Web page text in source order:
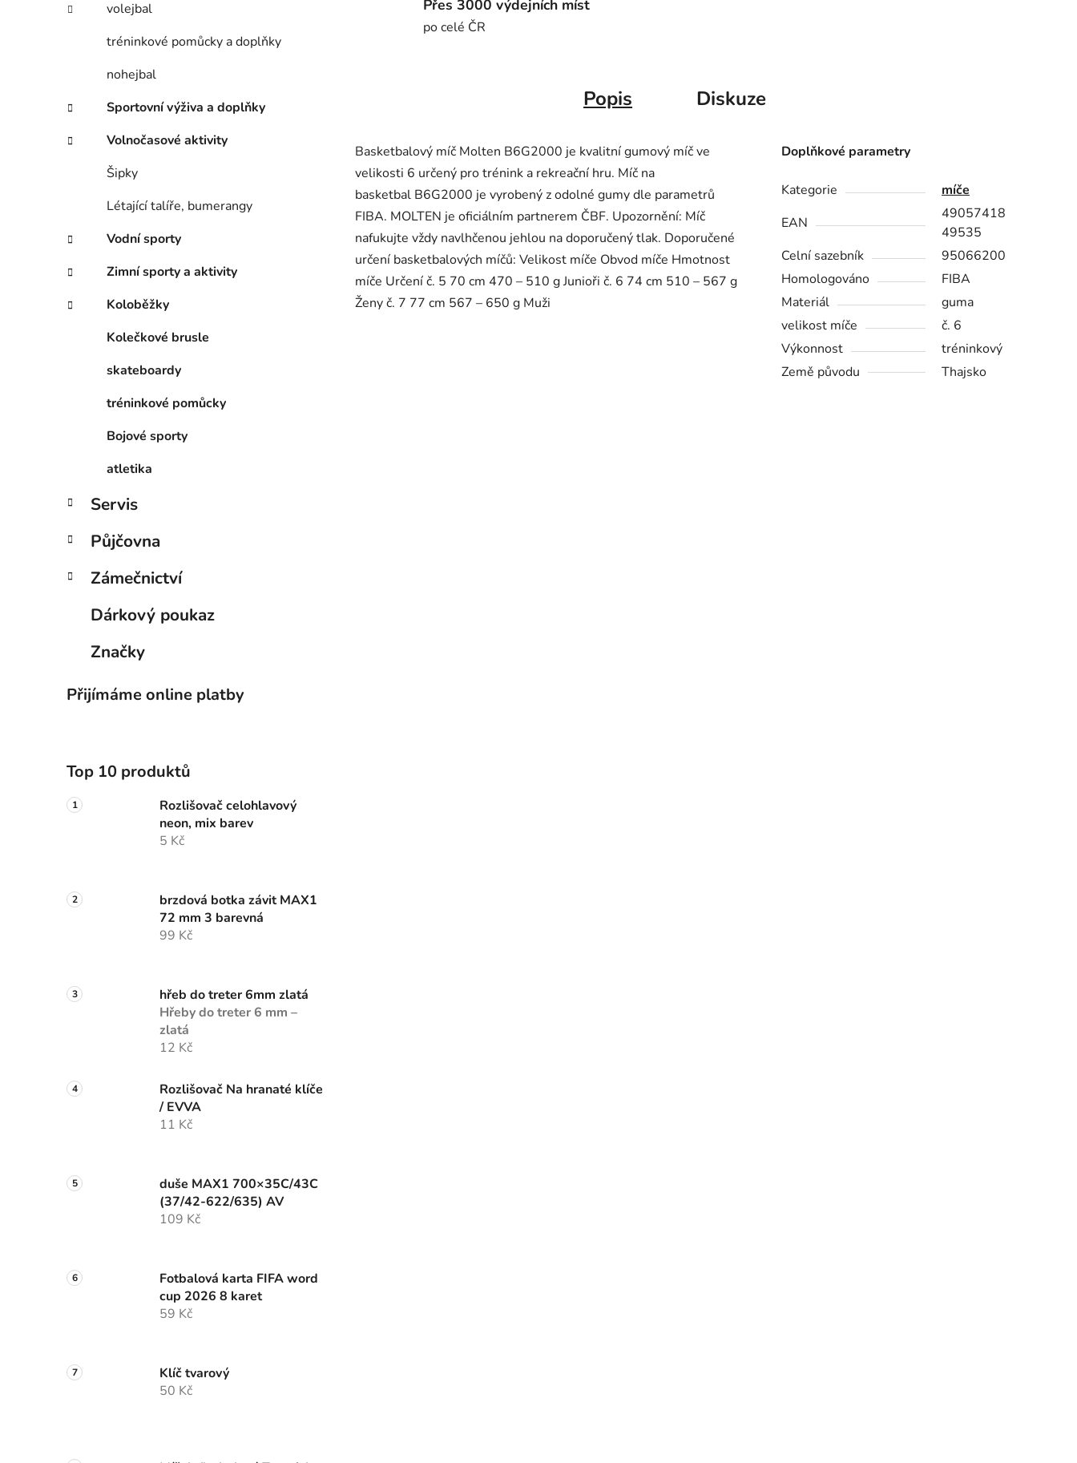
volejbal
tréninkové pomůcky a doplňky
nohejbal
Sportovní výživa a doplňky
Volnočasové aktivity
Šipky
Létající talíře, bumerangy
Vodní sporty
Zimní sporty a aktivity
Koloběžky
Kolečkové brusle
skateboardy
tréninkové pomůcky
Bojové sporty
atletika
Servis
Půjčovna
Zámečnictví
Dárkový poukaz
Značky
Přijímáme online platby
Top 10 produktů
Rozlišovač celohlavový
neon, mix barev
5 Kč
brzdová botka závit MAX1
72 mm 3 barevná
99 Kč
hřeb do treter 6mm zlatá
Hřeby do treter 6 mm –
zlatá
12 Kč
Rozlišovač Na hranaté klíče
/ EVVA
11 Kč
duše MAX1 700×35C/43C
(37/42-622/635) AV
109 Kč
Fotbalová karta FIFA word
cup 2026 8 karet
59 Kč
Klíč tvarový
50 Kč
Přes 3000 výdejních míst
po celé ČR
Popis Diskuze
Basketbalový míč Molten B6G2000 je kvalitní gumový míč ve
velikosti 6 určený pro trénink a rekreační hru. Míč na
basketbal B6G2000 je vyrobený z odolné gumy dle parametrů
FIBA. MOLTEN je oficiálním partnerem ČBF. Upozornění: Míč
nafukujte vždy navlhčenou jehlou na doporučený tlak. Doporučené
určení basketbalových míčů: Velikost míče Obvod míče Hmotnost
míče Určení č. 5 70 cm 470 – 510 g Junioři č. 6 74 cm 510 – 567 g
Ženy č. 7 77 cm 567 – 650 g Muži
Doplňkové parametry
Kategorie
míče
EAN
49057418
49535
Celní sazebník
95066200
Homologováno
FIBA
Materiál
guma
velikost míče
č. 6
Výkonnost
tréninkový
Země původu
Thajsko